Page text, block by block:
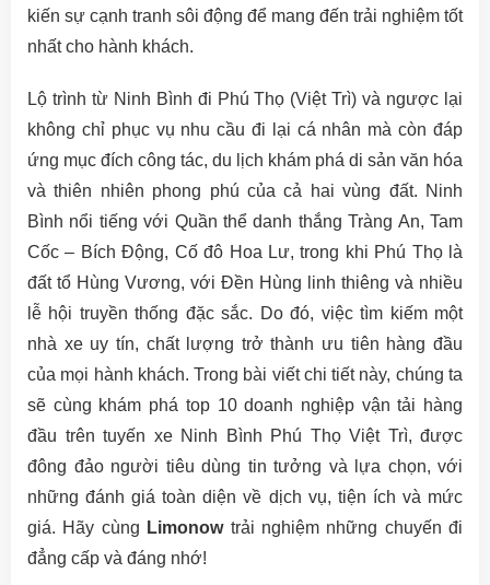
kiến sự cạnh tranh sôi động để mang đến trải nghiệm tốt
nhất cho hành khách.
Lộ trình từ Ninh Bình đi Phú Thọ (Việt Trì) và ngược lại
không chỉ phục vụ nhu cầu đi lại cá nhân mà còn đáp
ứng mục đích công tác, du lịch khám phá di sản văn hóa
và thiên nhiên phong phú của cả hai vùng đất. Ninh
Bình nổi tiếng với Quần thể danh thắng Tràng An, Tam
Cốc – Bích Động, Cố đô Hoa Lư, trong khi Phú Thọ là
đất tổ Hùng Vương, với Đền Hùng linh thiêng và nhiều
lễ hội truyền thống đặc sắc. Do đó, việc tìm kiếm một
nhà xe uy tín, chất lượng trở thành ưu tiên hàng đầu
của mọi hành khách. Trong bài viết chi tiết này, chúng ta
sẽ cùng khám phá top 10 doanh nghiệp vận tải hàng
đầu trên tuyến xe Ninh Bình Phú Thọ Việt Trì, được
đông đảo người tiêu dùng tin tưởng và lựa chọn, với
những đánh giá toàn diện về dịch vụ, tiện ích và mức
giá. Hãy cùng Limonowtrải nghiệm những chuyến đi
đẳng cấp và đáng nhớ!